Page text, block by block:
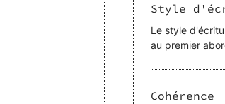
Style
Le style
au premier
Cohérence